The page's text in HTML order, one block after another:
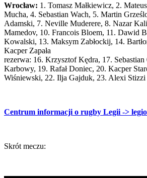
Wrocław: 1. Tomasz Małkiewicz, 2.
Mucha, 4. Sebastian Wach, 5. Martin
Adamski, 7. Neville Muderere, 8. Nazar
Mamedov, 10. Francois Bloem, 11. Dawid
Kowalski, 13. Maksym Zabłockij, 14.
Kacper Zapała
rezerwa: 16. Krzysztof Kędra, 17.
Karbowy, 19. Rafał Doniec, 20. Kacper
Wiśniewski, 22. Ilja Gajduk, 23. Alexi Stizzi
Centrum informacji o rugby Legii ->
Skrót meczu: